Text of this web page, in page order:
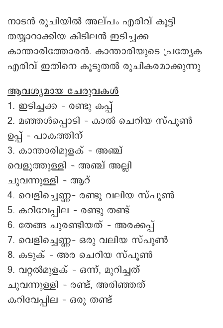
നാടൻ രുചിയിൽ അല്പം എരിവ് കൂട്ടി
തയ്യാറാക്കിയ കിടിലൻ ഇടിച്ചക്ക
കാന്താരിത്തോരൻ. കാന്താരിയുടെ പ്രത്യേക
എരിവ് ഇതിനെ കൂടുതൽ രുചികരമാക്കുന്നു
ആവശ്യമായ ചേരുവകൾ
1. ഇടിച്ചക്ക – രണ്ടു കപ്പ്
2. മഞ്ഞള്‍പ്പൊടി – കാല്‍ ചെറിയ സ്പൂണ്‍
ഉപ്പ് – പാകത്തിന്
3. കാന്താരിമുളക് – അഞ്ച്
വെളുത്തുള്ളി – അഞ്ച് അല്ലി
ചുവന്നുള്ളി – ആറ്
4. വെളിച്ചെണ്ണ– രണ്ടു വലിയ സ്പൂണ്‍
5. കറിവേപ്പില – രണ്ടു തണ്ട്
6. തേങ്ങ ചുരണ്ടിയത് – അരക്കപ്പ്
7. വെളിച്ചെണ്ണ– ഒരു വലിയ സ്പൂണ്‍
8. കടുക് – അര ചെറിയ സ്പൂണ്‍
9. വറ്റല്‍മുളക് – ഒന്ന്, മുറിച്ചത്
ചുവന്നുള്ളി – രണ്ട്, അരിഞ്ഞത്
കറിവേപ്പില – ഒരു തണ്ട്